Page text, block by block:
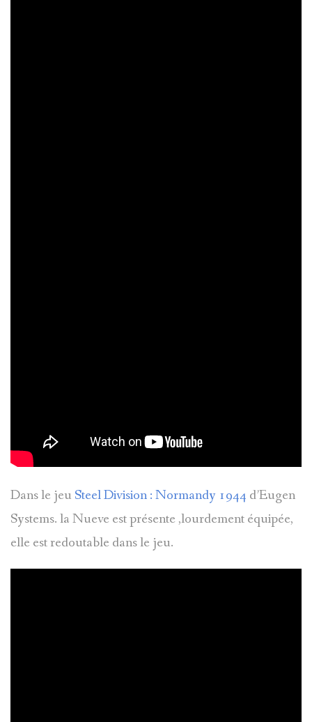
Dans le jeu Steel Division : Normandy 1944 d’Eugen
Systems. la Nueve est présente ,lourdement équipée,
elle est redoutable dans le jeu.